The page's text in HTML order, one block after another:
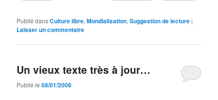
Publié dansCulture libre,Mondialisation,Suggestion de lecture |
Laisser un commentaire
Un vieux texte très à jour…
Publié le08/01/2006